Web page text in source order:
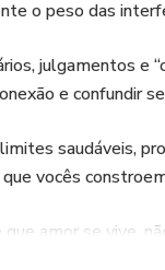
o peso das
julgamentos e
e confundir
saudáveis,
vocês
amor se vive,